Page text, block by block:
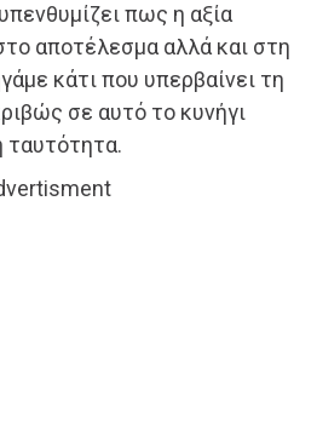
πως η αξία
αποτέλεσμα αλλά και στη
κάτι που υπερβαίνει τη
σε αυτό το κυνήγι
ταυτότητα.